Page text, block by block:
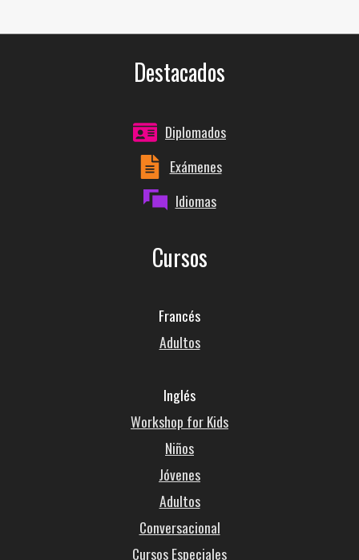
Destacados
Diplomados
Exámenes
Idiomas
Cursos
Francés
Adultos
Inglés
Workshop for Kids
Niños
Jóvenes
Adultos
Conversacional
Cursos Especiales